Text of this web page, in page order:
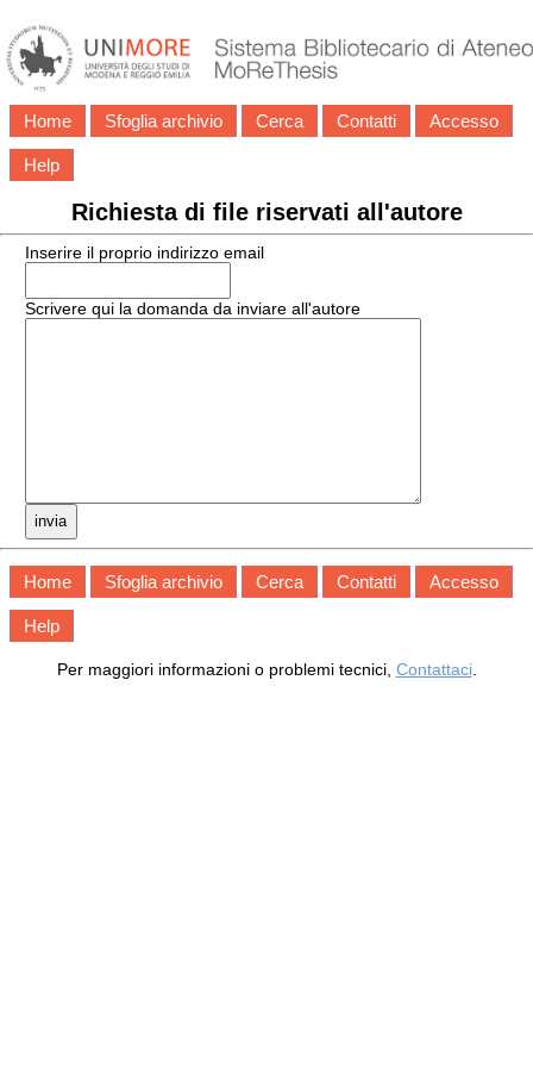
Home Sfoglia archivio Cerca Contatti Accesso
Help
Richiesta di file riservati all'autore
Inserire il proprio indirizzo email
Scrivere qui la domanda da inviare all'autore
Home Sfoglia archivio Cerca Contatti Accesso
Help
Per maggiori informazioni o problemi tecnici, Contattaci.